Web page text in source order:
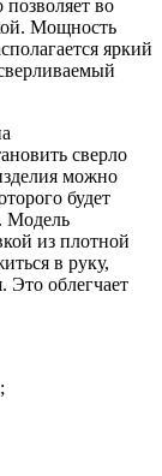
позволяет во
Мощность
яркий
сверло
можно
будет
Модель
из плотной
в руку,
Это облегчает